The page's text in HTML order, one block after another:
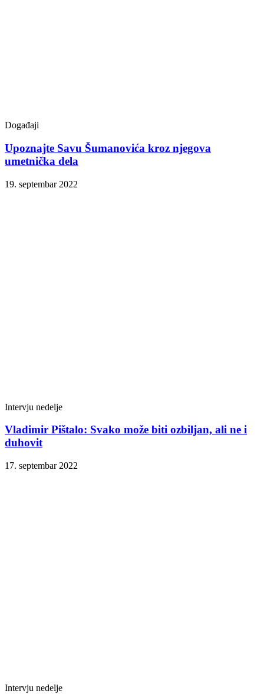
Događaji
Upoznajte Savu Šumanovića kroz njegova
umetnička dela
19. septembar 2022
Intervju nedelje
Vladimir Pištalo: Svako može biti ozbiljan, ali ne i
duhovit
17. septembar 2022
Intervju nedelje